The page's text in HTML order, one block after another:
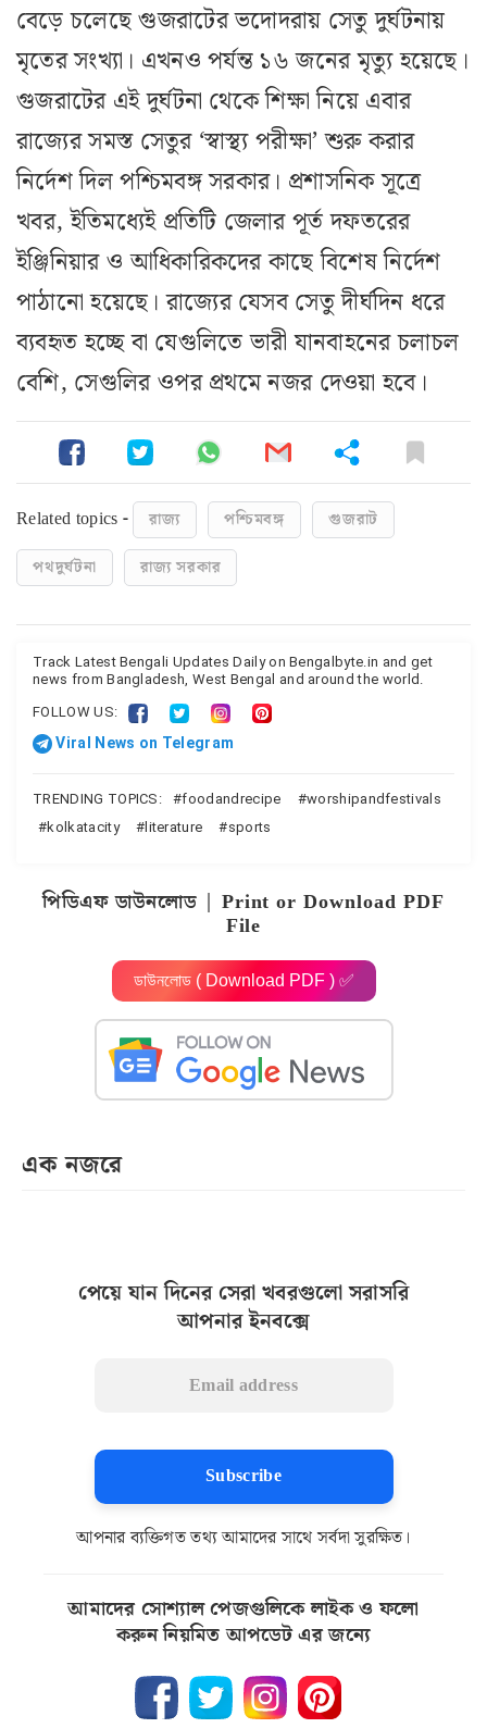
বেড়ে চলেছে গুজরাটের ভদোদরায় সেতু দুর্ঘটনায়
মৃতের সংখ্যা। এখনও পর্যন্ত ১৬ জনের মৃত্যু হয়েছে।
গুজরাটের এই দুর্ঘটনা থেকে শিক্ষা নিয়ে এবার
রাজ্যের সমস্ত সেতুর ‘স্বাস্থ্য পরীক্ষা’ শুরু করার
নির্দেশ দিল পশ্চিমবঙ্গ সরকার। প্রশাসনিক সূত্রে
খবর, ইতিমধ্যেই প্রতিটি জেলার পূর্ত দফতরের
ইঞ্জিনিয়ার ও আধিকারিকদের কাছে বিশেষ নির্দেশ
পাঠানো হয়েছে। রাজ্যের যেসব সেতু দীর্ঘদিন ধরে
ব্যবহৃত হচ্ছে বা যেগুলিতে ভারী যানবাহনের চলাচল
বেশি, সেগুলির ওপর প্রথমে নজর দেওয়া হবে।
Related topics - রাজ্য পশ্চিমবঙ্গ
গুজরাট
পথদুর্ঘটনা
রাজ্য সরকার
Track Latest Bengali Updates Daily on Bengalbyte.in and get
news from Bangladesh, West Bengal and around the world.
FOLLOW US:
Viral News on Telegram
TRENDING TOPICS: foodandrecipe
worshipandfestivals
kolkatacity
literature sports
পিডিএফ ডাউনলোড | Print or Download PDF
File
ডাউনলোড ( Download PDF ) ✅
এক নজরে
পেয়ে যান দিনের সেরা খবরগুলো সরাসরি
আপনার ইনবক্সে
Subscribe
আপনার ব্যক্তিগত তথ্য আমাদের সাথে সর্বদা সুরক্ষিত।
আমাদের সোশ্যাল পেজগুলিকে লাইক ও ফলো
করুন নিয়মিত আপডেট এর জন্যে